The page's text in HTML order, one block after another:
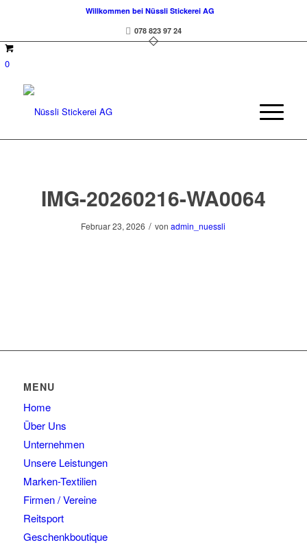
Willkommen bei Nüssli Stickerei AG
078 823 97 24
0
IMG-20260216-WA0064
Februar 23, 2026 / vonadmin_nuessli
MENU
Home
Über Uns
Unternehmen
Unsere Leistungen
Marken-Textilien
Firmen / Vereine
Reitsport
Geschenkboutique